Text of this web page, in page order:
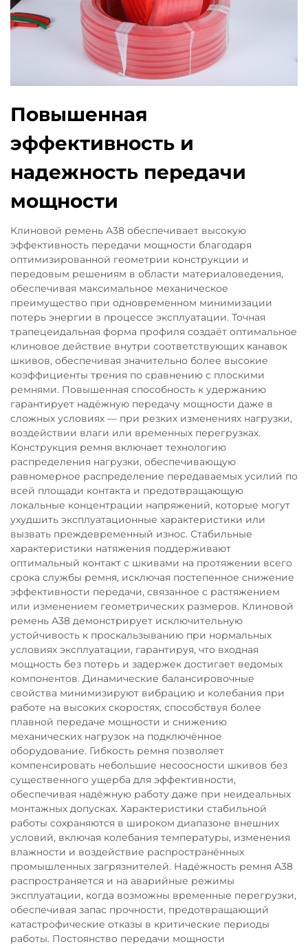
Повышенная
эффективность и
надежность передачи
мощности
Клиновой ремень A38 обеспечивает высокую
эффективность передачи мощности благодаря
оптимизированной геометрии конструкции и
передовым решениям в области материаловедения,
обеспечивая максимальное механическое
преимущество при одновременном минимизации
потерь энергии в процессе эксплуатации. Точная
трапецеидальная форма профиля создаёт оптимальное
клиновое действие внутри соответствующих канавок
шкивов, обеспечивая значительно более высокие
коэффициенты трения по сравнению с плоскими
ремнями. Повышенная способность к удержанию
гарантирует надёжную передачу мощности даже в
сложных условиях — при резких изменениях нагрузки,
воздействии влаги или временных перегрузках.
Конструкция ремня включает технологию
распределения нагрузки, обеспечивающую
равномерное распределение передаваемых усилий по
всей площади контакта и предотвращающую
локальные концентрации напряжений, которые могут
ухудшить эксплуатационные характеристики или
вызвать преждевременный износ. Стабильные
характеристики натяжения поддерживают
оптимальный контакт с шкивами на протяжении всего
срока службы ремня, исключая постепенное снижение
эффективности передачи, связанное с растяжением
или изменением геометрических размеров. Клиновой
ремень A38 демонстрирует исключительную
устойчивость к проскальзыванию при нормальных
условиях эксплуатации, гарантируя, что входная
мощность без потерь и задержек достигает ведомых
компонентов. Динамические балансировочные
свойства минимизируют вибрацию и колебания при
работе на высоких скоростях, способствуя более
плавной передаче мощности и снижению
механических нагрузок на подключённое
оборудование. Гибкость ремня позволяет
компенсировать небольшие несоосности шкивов без
существенного ущерба для эффективности,
обеспечивая надёжную работу даже при неидеальных
монтажных допусках. Характеристики стабильной
работы сохраняются в широком диапазоне внешних
условий, включая колебания температуры, изменения
влажности и воздействие распространённых
промышленных загрязнителей. Надёжность ремня A38
распространяется и на аварийные режимы
эксплуатации, когда возможны временные перегрузки,
обеспечивая запас прочности, предотвращающий
катастрофические отказы в критические периоды
работы. Постоянство передачи мощности